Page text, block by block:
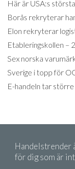
Här är USA:s
Borås rekryterar
Elon rekryterar
Etableringskollen –
Sex norska
Sverige i topp för
E-handeln tar
Handelstrender
för dig som är